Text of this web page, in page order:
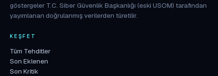
göstergeler T.C. Siber Güvenlik Başkanlığı (eski USOM) tarafından
yayımlanan doğrulanmış verilerden türetilir.
KEŞFET
Tüm Tehditler
Son Eklenen
Son Kritik